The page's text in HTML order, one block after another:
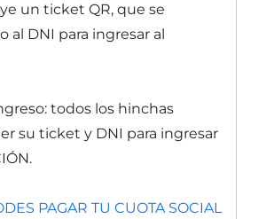
un ticket QR, que se
al DNI para ingresar al
todos los hinchas
su ticket y DNI para ingresar
PAGAR TU CUOTA SOCIAL